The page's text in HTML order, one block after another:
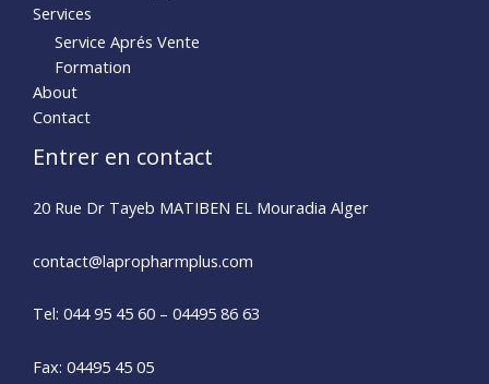
Services
Service Aprés Vente
Formation
About
Contact
Entrer en contact
20 Rue Dr Tayeb MATIBEN EL Mouradia Alger
contact@lapropharmplus.com​
Tel: 044 95 45 60 – 04495 86 63
Fax: 04495 45 05